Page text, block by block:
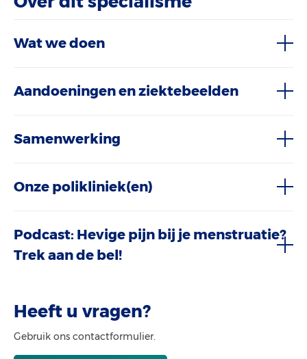
Wat we doen
Aandoeningen en ziektebeelden
Samenwerking
Onze polikliniek(en)
Podcast: Hevige pijn bij je menstruatie?
Trek aan de bel!
Heeft u vragen?
Gebruik ons contactformulier.